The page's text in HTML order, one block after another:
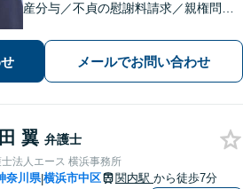
産分与／不貞の慰謝料請求／親権問題
ーの顧問経験豊富」土地・建物の明渡
しや賃料回収など幅広くサポート【夜
間・休日面談可】【電話相談対応】
メールでお問い合わせ
翼 弁護士
法人エース 横浜事務所
奈川県|横浜市中区 関内駅 から徒歩7分